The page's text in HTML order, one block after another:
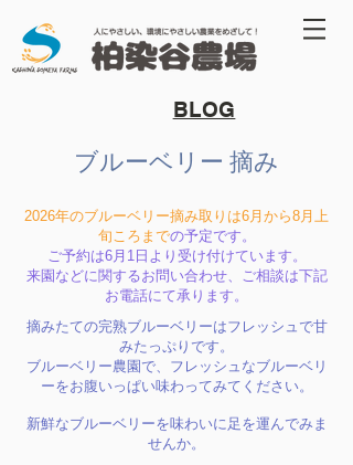
​BLOG
ブルーベリー 摘み
2026年のブルーベリー摘み取りは6月から8月上
旬ころまでの予定です。
ご予約は6月1日より受け付けています。
来園などに関するお問い合わせ、ご相談は下記
お電話にて承ります。
摘みたての完熟ブルーベリーはフレッシュで甘
みたっぷりです。
ブルーベリー農園で、フレッシュなブルーベリ
ーをお腹いっぱい味わってみてください。
新鮮なブルーベリーを味わいに足を運んでみま
せんか。